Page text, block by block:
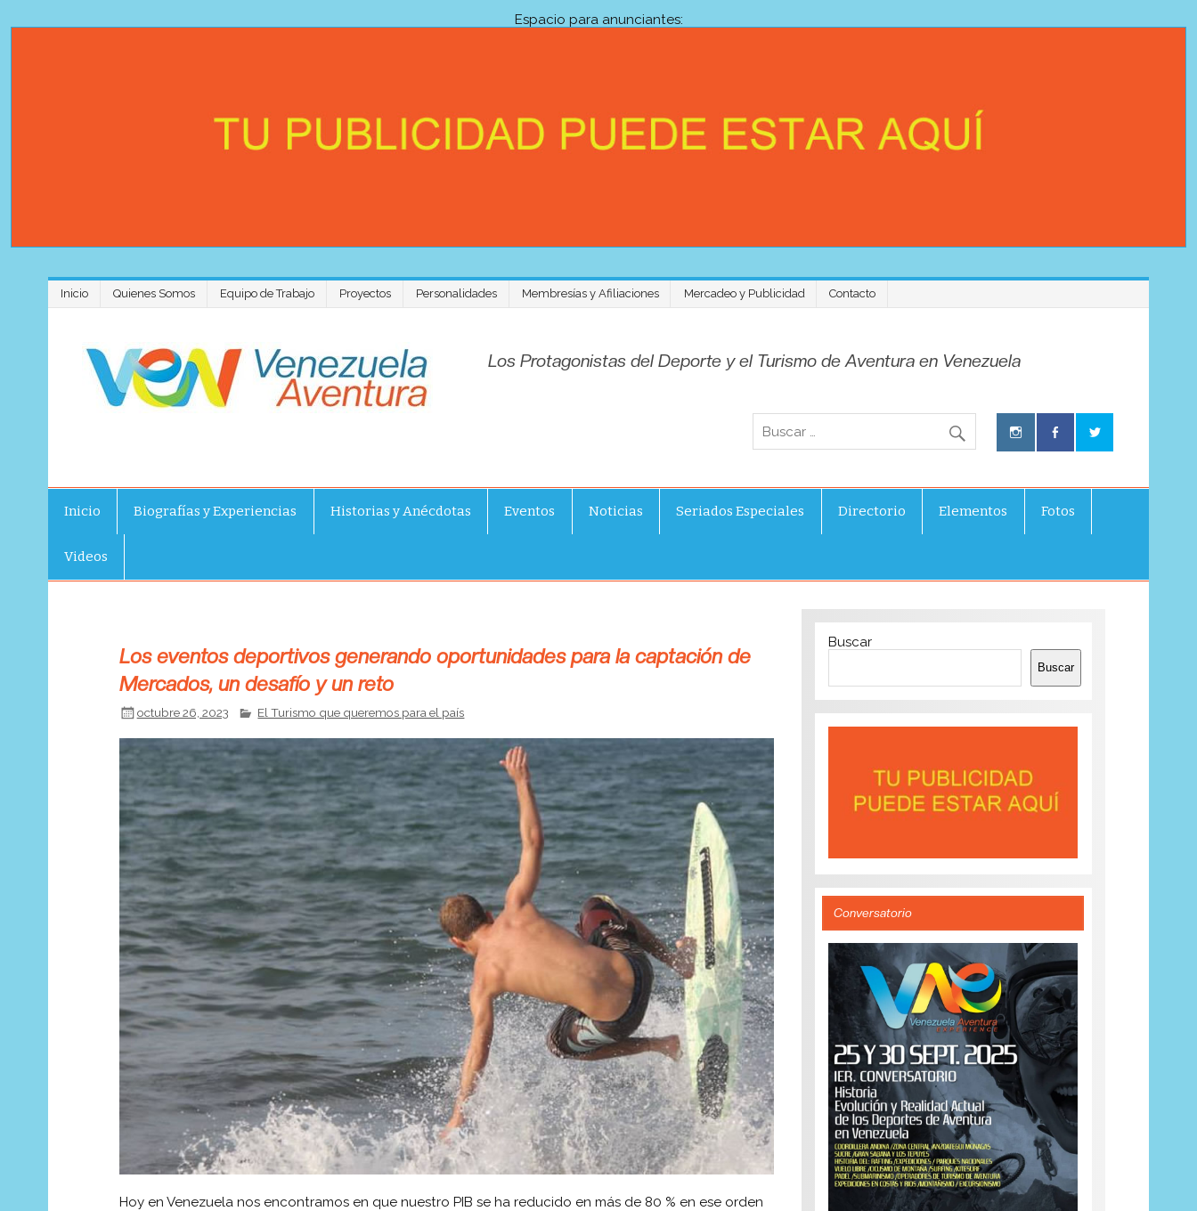
Espacio para anunciantes:
Inicio Quienes Somos Equipo de Trabajo Proyectos Personalidades Membresías y Afiliaciones Mercadeo y Publicidad Contacto
Venezuela Aventura Experience
Los Protagonistas del Deporte y el Turismo de Aventura en Venezuela
Inicio Biografías y Experiencias Historias y Anécdotas Eventos Noticias Seriados Especiales Directorio Elementos Fotos
Videos
Los eventos deportivos generando oportunidades para la captación de
Mercados, un desafío y un reto
octubre 26, 2023 El Turismo que queremos para el país
Hoy en Venezuela nos encontramos en que nuestro PIB se ha reducido en más de 80 % en ese orden
Buscar
Buscar
Conversatorio